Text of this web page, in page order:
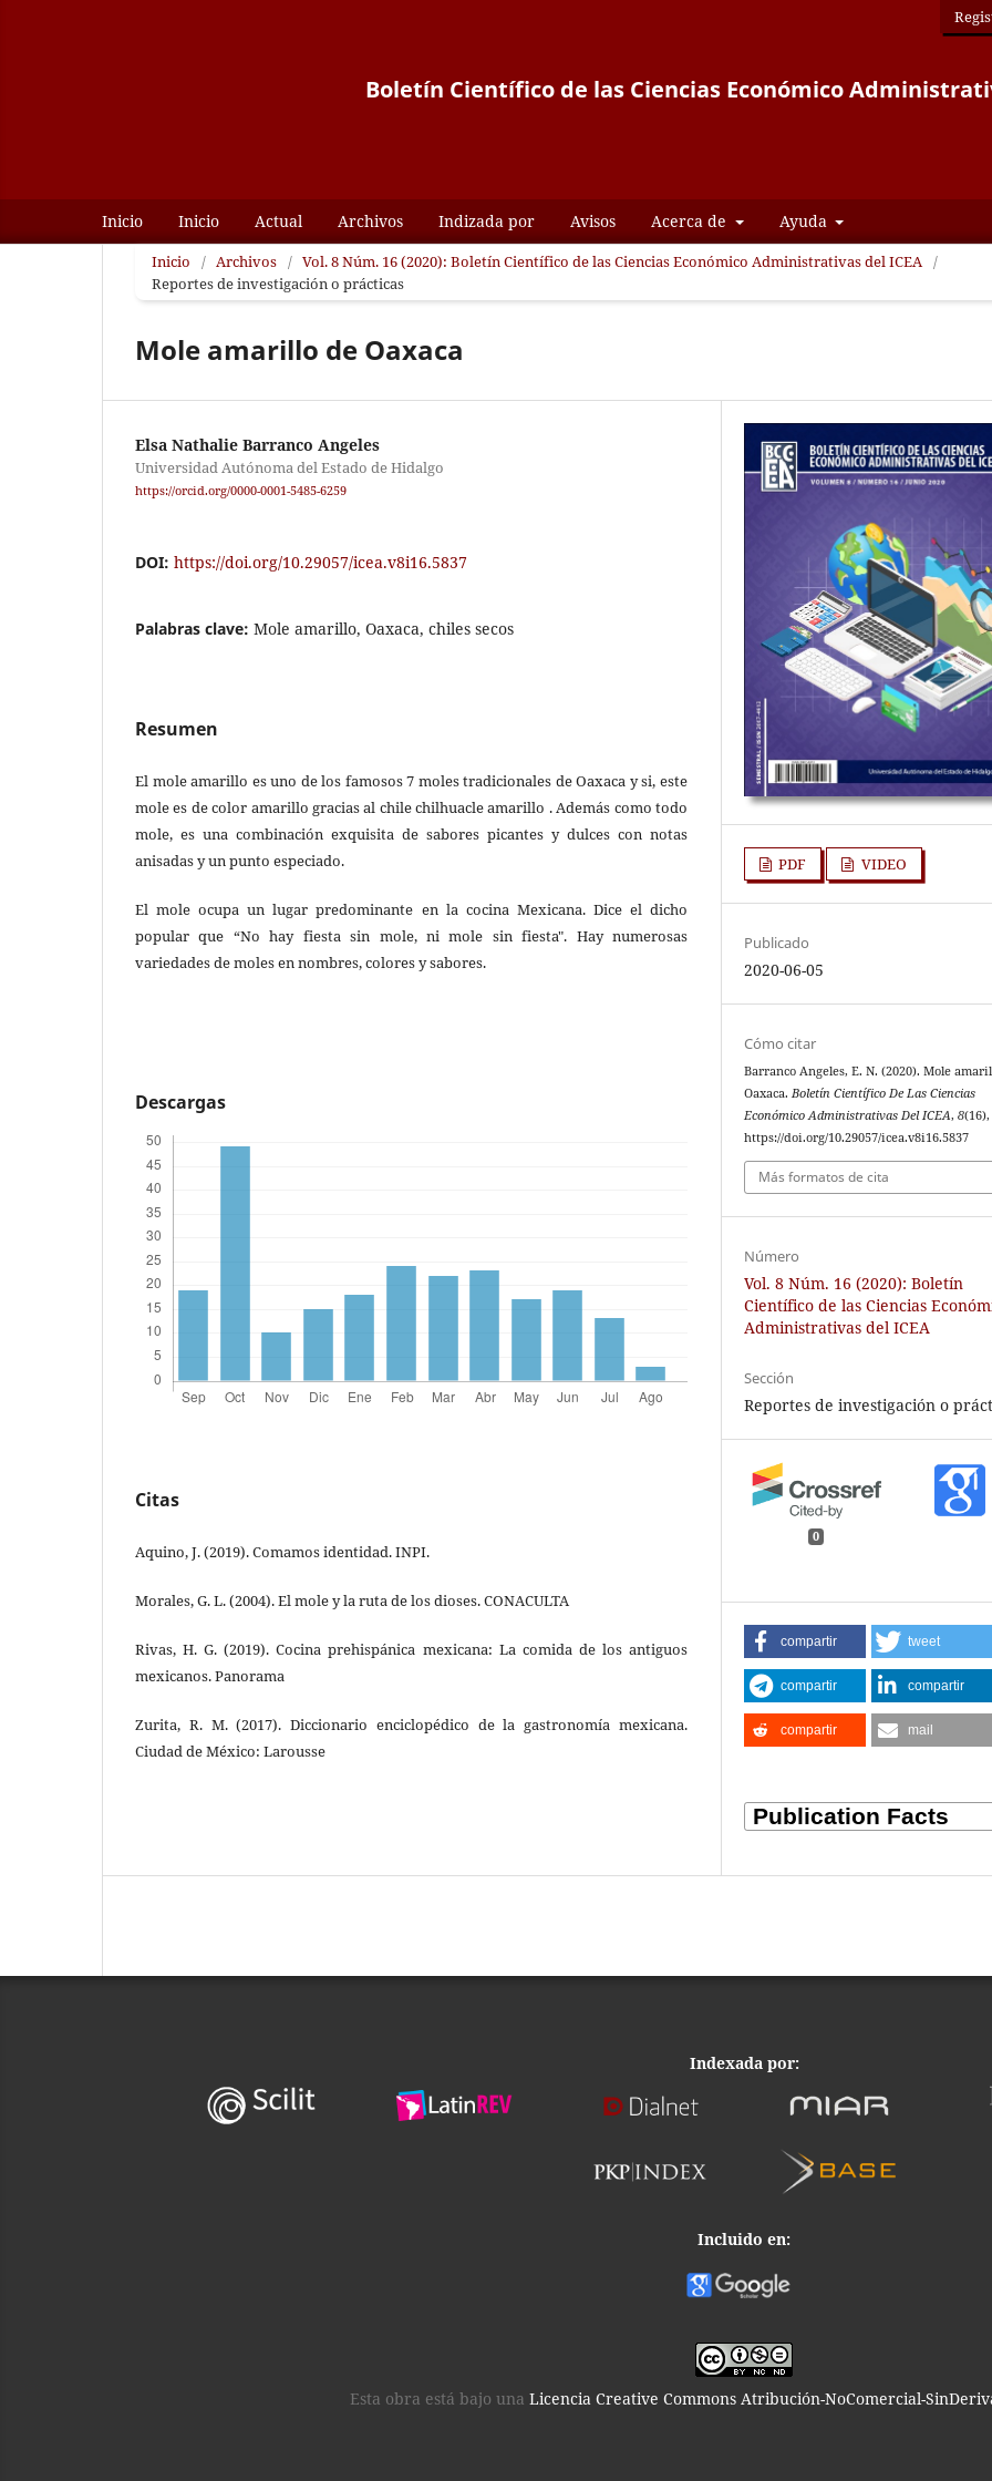
Boletín Científico de las Ciencias Económico
Inicio Inicio Actual Archivos Indizada por Avisos Acerca de Ayuda
Inicio / Archivos / Vol. 8 Núm. 16 (2020): Boletín Científico de las Ciencias Económico Administrativas del ICEA /
Reportes de investigación o prácticas
Mole amarillo de Oaxaca
Elsa Nathalie Barranco Angeles
Universidad Autónoma del Estado de Hidalgo
https://orcid.org/0000-0001-5485-6259
DOI: https://doi.org/10.29057/icea.v8i16.5837
Palabras clave: Mole amarillo, Oaxaca, chiles secos
Resumen
El mole amarillo es uno de los famosos 7 moles tradicionales de Oaxaca y si, este
mole es de color amarillo gracias al chile chilhuacle amarillo . Además como todo
mole, es una combinación exquisita de sabores picantes y dulces con notas
anisadas y un punto especiado.
El mole ocupa un lugar predominante en la cocina Mexicana. Dice el dicho
popular que “No hay fiesta sin mole, ni mole sin fiesta". Hay numerosas
variedades de moles en nombres, colores y sabores.
Descargas
Citas
Aquino, J. (2019). Comamos identidad. INPI.
Morales, G. L. (2004). El mole y la ruta de los dioses. CONACULTA
Rivas, H. G. (2019). Cocina prehispánica mexicana: La comida de los antiguos
mexicanos. Panorama
Zurita, R. M. (2017). Diccionario enciclopédico de la gastronomía mexicana.
Ciudad de México: Larousse
PDF VIDEO
Publicado
2020-06-05
Cómo citar
Barranco Angeles, E. N. (2020). Mole
Oaxaca.Boletín Científico De Las Ciencias
Económico Administrativas Del ICEA,8(16),
https://doi.org/10.29057/icea.v8i16.5837
Más formatos de cita
Número
Vol. 8 Núm. 16 (2020): Boletín
Científico de las Ciencias
Administrativas del ICEA
Sección
Reportes de investigación o
0
compartir tweet
compartir compartir
compartir mail
Indexada por:
Incluido en:
Esta obra está bajo una Licencia Creative Commons Atribución-NoComercial-